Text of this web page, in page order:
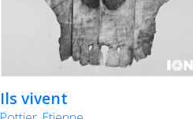
Ils vivent